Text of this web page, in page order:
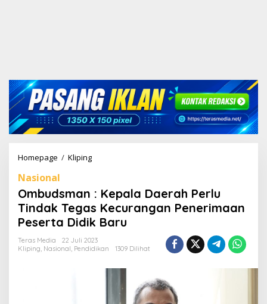
Homepage / Kliping
u
d
s
m
n
:
Nasional
Ombudsman : Kepala Daerah Perlu
Tindak Tegas Kecurangan Penerimaan
Peserta Didik Baru
Teras Media
22 Juli 2023
Kliping, Nasional, Pendidikan 1309 Dilihat